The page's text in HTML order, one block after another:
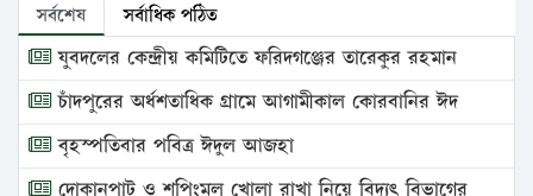
সর্বশেষ সর্বাধিক পঠিত
যুবদলের কেন্দ্রীয় কমিটিতে ফরিদগঞ্জের তারেকুর রহমান
চাঁদপুরের অর্ধশতাধিক গ্রামে আগামীকাল কোরবানির ঈদ
বৃহস্পতিবার পবিত্র ঈদুল আজহা
দোকানপাট ও শপিংমল খোলা রাখা নিয়ে বিদ্যুৎ বিভাগের